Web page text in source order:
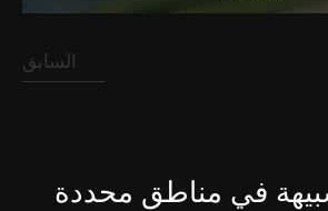
السابق
في مناطق محددة